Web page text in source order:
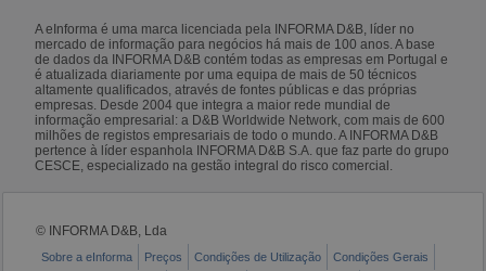
A eInforma é uma marca licenciada pela INFORMA D&B, líder no
mercado de informação para negócios há mais de 100 anos. A base
de dados da INFORMA D&B contém todas as empresas em Portugal e
é atualizada diariamente por uma equipa de mais de 50 técnicos
altamente qualificados, através de fontes públicas e das próprias
empresas. Desde 2004 que integra a maior rede mundial de
informação empresarial: a D&B Worldwide Network, com mais de 600
milhões de registos empresariais de todo o mundo. A INFORMA D&B
pertence à líder espanhola INFORMA D&B S.A. que faz parte do grupo
CESCE, especializado na gestão integral do risco comercial.
© INFORMA D&B, Lda
Sobre a eInforma Preços Condições de Utilização Condições Gerais